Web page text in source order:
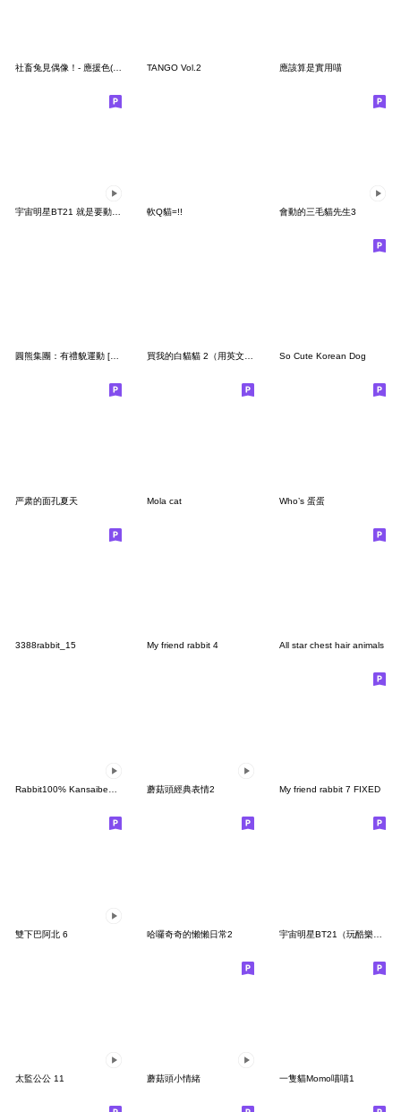
TANGO Vol.2 應該算是實用喵
軟Q貓=!! 會動的三毛貓先生3
圓熊集團：有禮貌運動 [Resale] 買我的白貓貓 2（用英文再說一次） So Cute Korean Dog
严肃的面孔夏天 Mola cat Who’s 蛋蛋
3388rabbit_15 My friend rabbit 4 All star chest hair animals
Rabbit100% Kansaiben animation 2026 蘑菇頭經典表情2 My friend rabbit 7 FIXED
雙下巴阿北 6 哈囉奇奇的懶懶日常2 宇宙明星BT21（玩酷樂活篇）
太監公公 11 蘑菇頭小情緒 一隻貓Momo喵喵1